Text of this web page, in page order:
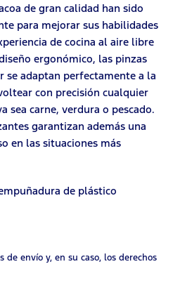
de gran calidad han sido
para mejorar sus habilidades
de cocina al aire libre
ergonómico, las pinzas
se adaptan perfectamente a la
con precisión cualquier
sea carne, verdura o pescado.
garantizan además una
en las situaciones más
de plástico
de envío y, en su caso, los derechos